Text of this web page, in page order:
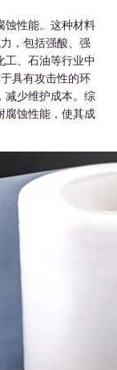
蚀性能。这种材料
，包括强酸、强
工、石油等行业中
具有攻击性的环
减少维护成本。综
腐蚀性能，使其成